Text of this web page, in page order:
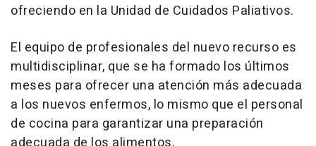
ofreciendo en la Unidad de Cuidados Paliativos.
El equipo de profesionales del nuevo recurso es
multidisciplinar, que se ha formado los últimos
meses para ofrecer una atención más adecuada
a los nuevos enfermos, lo mismo que el personal
de cocina para garantizar una preparación